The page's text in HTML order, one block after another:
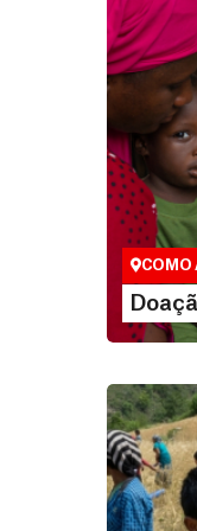
Doação
São as
que nos
vidas em
COMO